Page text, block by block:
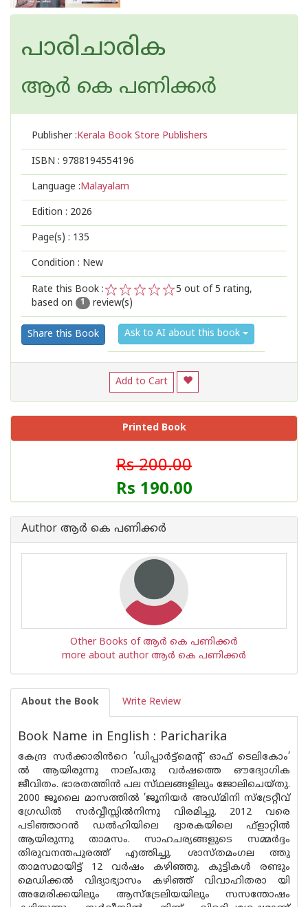
പാരിചാരിക
ആര്‍ കെ പണിക്കര്‍
Publisher :Kerala Book Store Publishers
ISBN : 9788194554196
Language :Malayalam
Edition : 2026
Page(s) : 135
Condition : New
Rate this Book :
2
1
5 out of 5 rating,
based on
1 review(s)
Share this Book Ask to AI about this book
Add to Cart
Printed Book
Rs 200.00
Rs 190.00
Author ആര്‍ കെ പണിക്കര്‍
Other Books of ആര്‍ കെ പണിക്കര്‍
more about author ആര്‍ കെ പണിക്കര്‍
About the Book Write Review
Book Name in English : Paricharika
കേന്ദ്ര സർക്കാരിൻറെ ’ഡിപ്പാർട്ട്‌മെൻ്റ് ഓഫ് ടെലികോം’
ൽ ആയിരുന്നു നാല്‌പതു വർഷത്തെ ഔദ്യോഗിക
ജീവിതം. ഭാരതത്തിൻ പല സ്‌ഥലങ്ങളിലും ജോലിചെയ്തു‌.
2000 ജൂലൈ മാസത്തിൽ ’ജൂനിയർ അഡ്മിനി സ്ട്രേറ്റീവ്
ഗ്രേഡിൽ സർവ്വീസ്സിൽനിന്നു വിരമിച്ചു. 2012 വരെ
പടിഞ്ഞാറൻ ഡൽഹിയിലെ ദ്വാരകയിലെ ഫ്ളാറ്റിൽ
ആയിരുന്നു താമസം. സാഹചര്യങ്ങളുടെ സമ്മർദ്ദം
തിരുവനന്തപുരത്ത് എത്തിച്ചു. ശാസ്തമംഗല ത്തു
താമസമായിട്ട് 12 വർഷം കഴിഞ്ഞു. കുട്ടികൾ രണ്ടും
മെഡിക്കൽ വിദ്യാഭ്യാസം കഴിഞ്ഞ് വിവാഹിതരാ യി
അമേരിക്കയിലും ആസ്ട്രേലിയയിലും സസന്തോഷം